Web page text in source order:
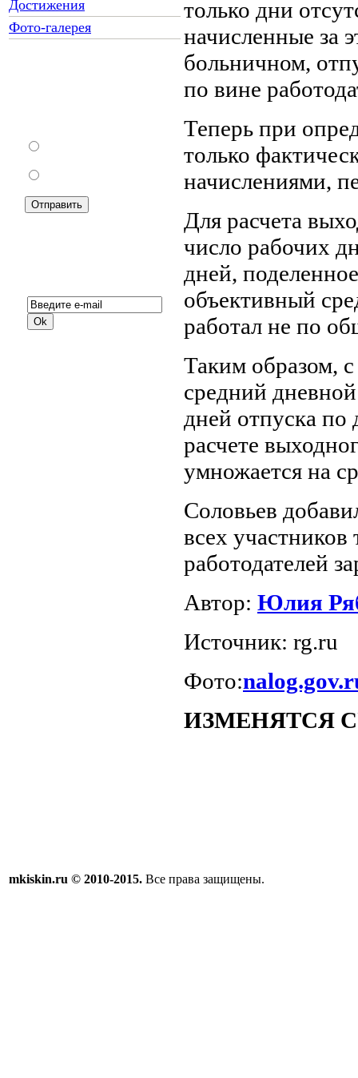
Достижения
Фото-галерея
только дни
начисленные за
больничном,
по вине
Теперь при
только
начислениями,
Для расчета
число рабочих
дней,
объективный
работал не по
Таким образом,
средний
дней отпуска по
расчете
умножается на
Соловьев
всех
работодателей
Автор: Юлия
Источник: rg.ru
Фото:
ИЗМЕНЯТСЯ
mkiskin.ru © 2010-2015. Все права защищены.